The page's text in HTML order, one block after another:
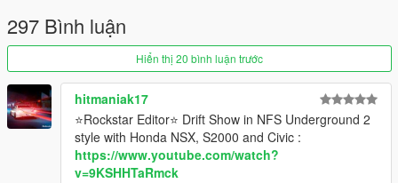
297 Bình luận
Hiển thị 20 bình luận trước
hitmaniak17
⭐Rockstar Editor⭐ Drift Show in NFS Underground 2
style with Honda NSX, S2000 and Civic :
https://www.youtube.com/watch?
v=9KSHHTaRmck